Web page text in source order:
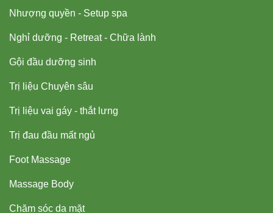
Nhượng quyền - Setup spa
Nghỉ dưỡng - Retreat - Chữa lành
Gội đầu dưỡng sinh
Trị liệu Chuyên sâu
Trị liệu vai gáy - thắt lưng
Trị đau đầu mất ngủ
Foot Massage
Massage Body
Chăm sóc da mặt